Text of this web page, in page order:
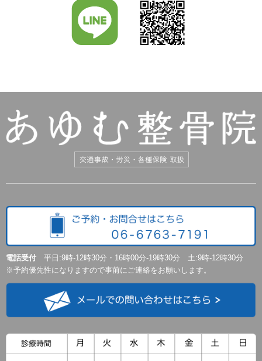
電話受付 平日:9時-12時30分・16時00分-19時30分 土:9時-12時30分
※予約優先性になりますので事前にご連絡をお願いします。